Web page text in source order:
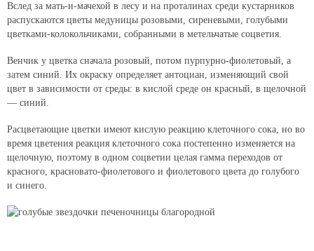
Вслед за мать-и-мачехой в лесу и на проталинах среди кустарников
распускаются цветы медуницы розовыми, сиреневыми, голубыми
цветками-колокольчиками, собранными в метельчатые соцветия.
Венчик у цветка сначала розовый, потом пурпурно-фиолетовый, а
затем синий. Их окраску определяет антоциан, изменяющий свой
цвет в зависимости от среды: в кислой среде он красный, в щелочной
— синий.
Расцветающие цветки имеют кислую реакцию клеточного сока, но во
время цветения реакция клеточного сока постепенно изменяется на
щелочную, поэтому в одном соцветии целая гамма переходов от
красного, красновато-фиолетового и фиолетового цвета до голубого
и синего.